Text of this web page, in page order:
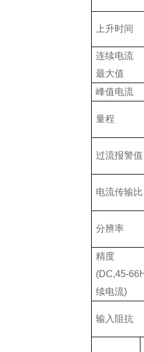
上升时间
连续电流
最大值
峰值电流
量程
过流报警值
电流传输比
分辨率
精度
(DC,45-
续电流)
输入阻抗